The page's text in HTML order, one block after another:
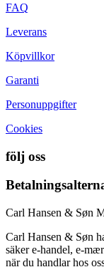
FAQ
Leverans
Köpvillkor
Garanti
Personuppgifter
Cookies
följ oss
Carl Hansen & Søn
Carl Hansen & Søn
säker e-handel, e-
när du handlar hos